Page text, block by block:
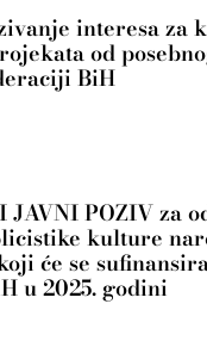
interesa za
od
BiH
JAVNI POZIV za
kulture
će se
u 2025. godini